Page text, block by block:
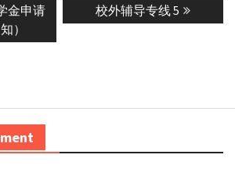
金申请
）
Next
post:
校外辅导专线 5